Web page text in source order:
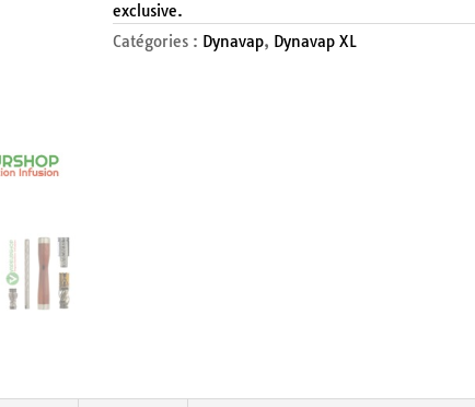
exclusive.
Catégories : Dynavap, Dynavap XL